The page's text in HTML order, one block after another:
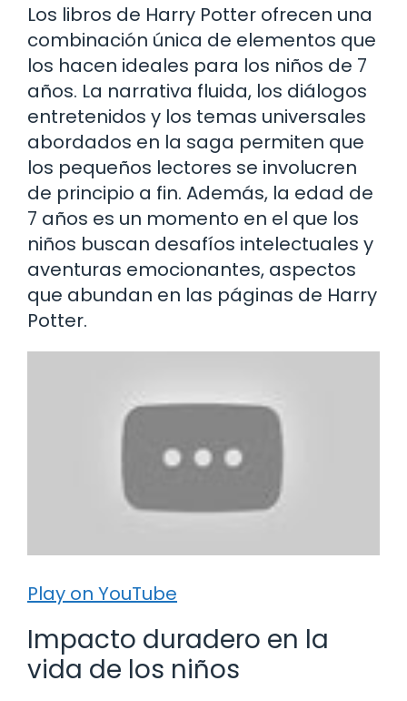
Los libros de Harry Potter ofrecen una
combinación única de elementos que
los hacen ideales para los niños de 7
años. La narrativa fluida, los diálogos
entretenidos y los temas universales
abordados en la saga permiten que
los pequeños lectores se involucren
de principio a fin. Además, la edad de
7 años es un momento en el que los
niños buscan desafíos intelectuales y
aventuras emocionantes, aspectos
que abundan en las páginas de Harry
Potter.
Play on YouTube
Impacto duradero en la
vida de los niños